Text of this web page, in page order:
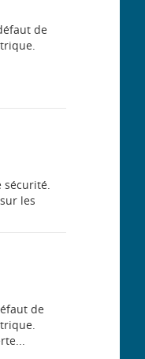
de
sécurité.
les
de